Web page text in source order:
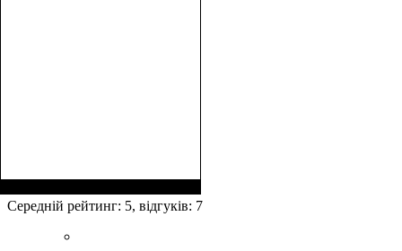
55х38x20
Середній рейтинг: 5, відгуків: 7